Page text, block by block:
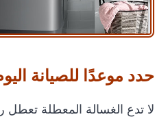
حدد موعدًا للصيانة
لا تدع الغسالة المعطلة